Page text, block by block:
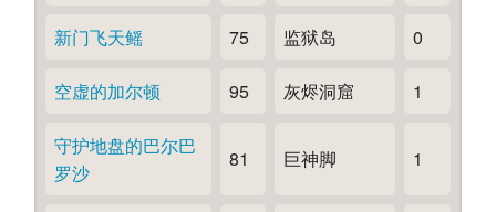
新门飞天鳐
75 监狱岛 0
空虚的加尔顿 95 灰烬洞窟 1
守护地盘的巴尔巴
罗沙
81 巨神脚 1